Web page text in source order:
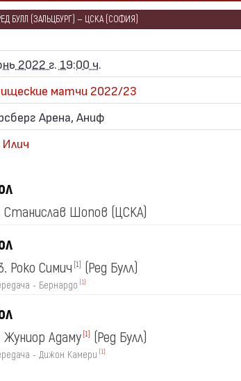
БУЛЛ (ЗАЛЬЦБУРГ) — ЦСКА (СОФИЯ)
2022 г. 19:00 ч.
матчи 2022/23
Арена, Аниф
Станислав Шопов (ЦСКА)
Роко Симич [1] (Ред Булл)
- Бернардо [1]
Жуниор Адаму [1] (Ред Булл)
- Дижон Камери [1]